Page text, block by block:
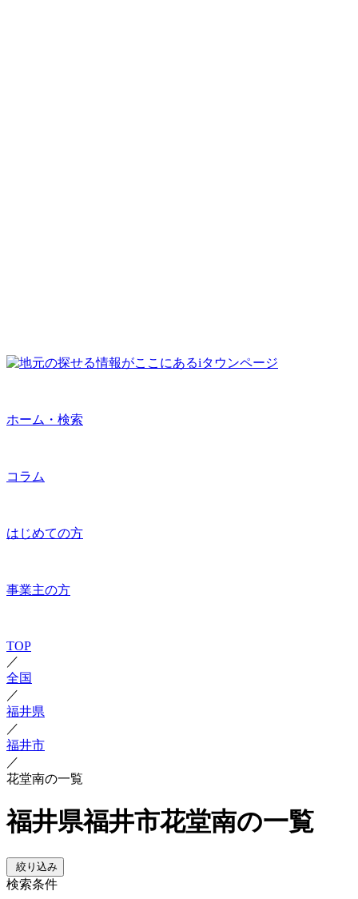
ホーム・検索
コラム
はじめての方
事業主の方
TOP
／
全国
／
福井県
／
福井市
／
花堂南の一覧
福井県福井市花堂南の一覧
絞り込み
検索条件